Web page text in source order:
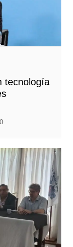
tecnología
0